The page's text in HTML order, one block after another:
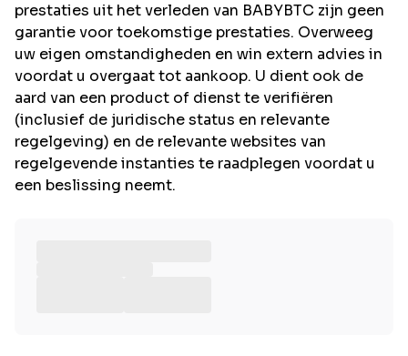
prestaties uit het verleden van BABYBTC zijn geen
garantie voor toekomstige prestaties. Overweeg
uw eigen omstandigheden en win extern advies in
voordat u overgaat tot aankoop. U dient ook de
aard van een product of dienst te verifiëren
(inclusief de juridische status en relevante
regelgeving) en de relevante websites van
regelgevende instanties te raadplegen voordat u
een beslissing neemt.